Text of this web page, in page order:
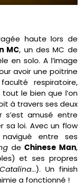
haute lors de
MC, un des MC de
en solo. A l’image
avoir une poitrine
respiratoire,
le bien que l’on
à travers ses deux
s’est amusé entre
sa loi. Avec un flow
entre ses
de Chinese Man,
et ses propres
…). Un finish
a fonctionné !